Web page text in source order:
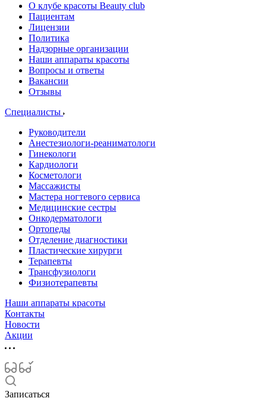
О клубе красоты Beauty club
Пациентам
Лицензии
Политика
Надзорные организации
Наши аппараты красоты
Вопросы и ответы
Вакансии
Отзывы
Специалисты
Руководители
Анестезиологи-реаниматологи
Гинекологи
Кардиологи
Косметологи
Массажисты
Мастера ногтевого сервиса
Медицинские сестры
Онкодерматологи
Ортопеды
Отделение диагностики
Пластические хирурги
Терапевты
Трансфузиологи
Физиотерапевты
Наши аппараты красоты
Контакты
Новости
Акции
Записаться